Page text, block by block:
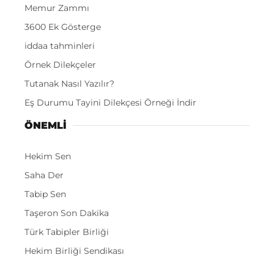
Memur Zammı
3600 Ek Gösterge
iddaa tahminleri
Örnek Dilekçeler
Tutanak Nasıl Yazılır?
Eş Durumu Tayini Dilekçesi Örneği İndir
ÖNEMLI
Hekim Sen
Saha Der
Tabip Sen
Taşeron Son Dakika
Türk Tabipler Birliği
Hekim Birliği Sendikası